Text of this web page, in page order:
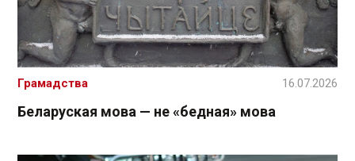
Беларуская мова — не «бедная» мова
Грамадства 16.07.2026